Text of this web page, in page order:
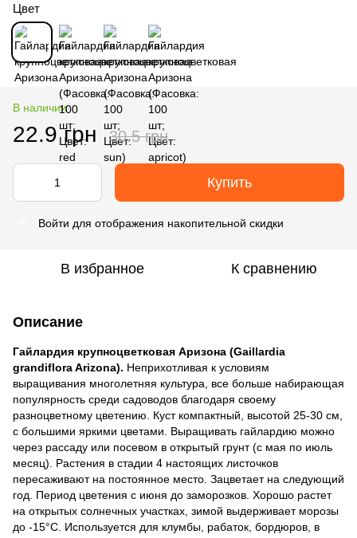
Цвет
В наличии
22.9 грн 30.5 грн
Купить
Войти для отображения накопительной скидки
В избранное К сравнению
Описание
Гайлардия крупноцветковая Аризона (Gaillardia
grandiflora Arizona). Неприхотливая к условиям
выращивания многолетняя культура, все больше набирающая
популярность среди садоводов благодаря своему
разноцветному цветению.
Куст компактный, высотой 25-30 см,
с большими яркими цветами.
Выращивать гайлардию можно
через рассаду или посевом в открытый грунт (с мая по июль
месяц).
Растения в стадии 4 настоящих листочков
пересаживают на постоянное место. Зацветает на следующий
год.
Период цветения с июня до заморозков. Хорошо растет
на открытых солнечных участках, зимой выдерживает морозы
до -15°С. Используется для клумбы, рабаток, бордюров, в